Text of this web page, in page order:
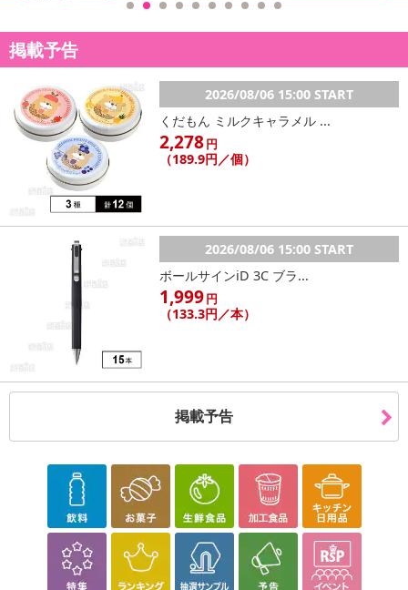
掲載予告
2026/08/06 15:00 START
くだもん ミルクキャラメル ...
2,278円
（189.9円／個）
2026/08/06 15:00 START
ボールサインiD 3C ブラ...
1,999円
（133.3円／本）
掲載予告